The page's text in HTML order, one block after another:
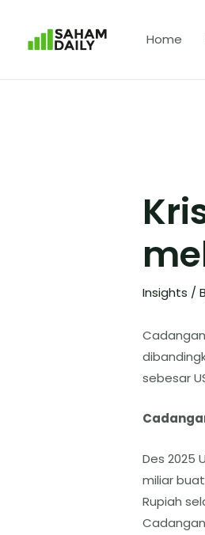
Home
Insights /
sebesar
Des 2025
miliar
Rupiah
Cadangan